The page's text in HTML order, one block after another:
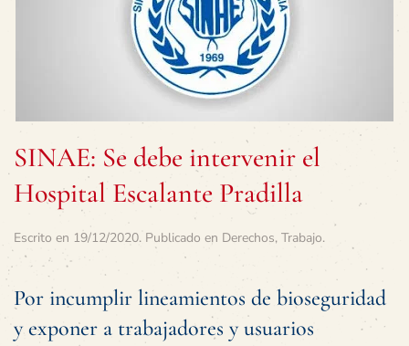
SINAE: Se debe intervenir el
Hospital Escalante Pradilla
Escrito en 19/12/2020. Publicado en Derechos, Trabajo.
Por incumplir lineamientos de bioseguridad
y exponer a trabajadores y usuarios